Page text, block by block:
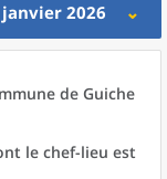
2026
de Guiche
le chef-lieu est